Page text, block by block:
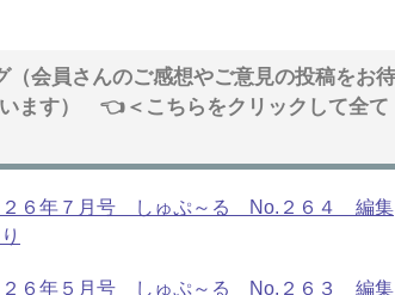
（会員さんのご感想やご意見の投稿をお待
ます） 👈＜こちらをクリックして全て
６年７月号 しゅぷ～る No.２６４ 編集
６年５月号 しゅぷ～る No.２６３ 編集